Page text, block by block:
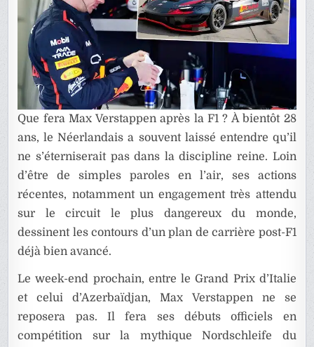
Que fera Max Verstappen après la F1 ? À bientôt 28
ans, le Néerlandais a souvent laissé entendre qu’il
ne s’éterniserait pas dans la discipline reine. Loin
d’être de simples paroles en l’air, ses actions
récentes, notamment un engagement très attendu
sur le circuit le plus dangereux du monde,
dessinent les contours d’un plan de carrière post-F1
déjà bien avancé.
Le week-end prochain, entre le Grand Prix d’Italie
et celui d’Azerbaïdjan, Max Verstappen ne se
reposera pas. Il fera ses débuts officiels en
compétition sur la mythique Nordschleife du